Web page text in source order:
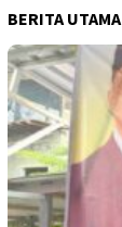
BERITA UTAMA